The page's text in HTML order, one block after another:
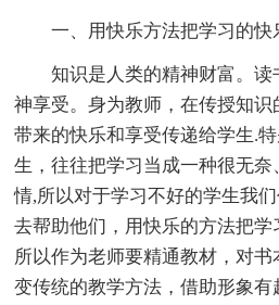
一、用快乐方法把学习的快
知识是人类的精神财富。
神享受。身为教师，在传授知
带来的快乐和享受传递给学生.
生，往往把学习当成一种很无
情,所以对于学习不好的学生我
去帮助他们，用快乐的方法把学
所以作为老师要精通教材，对
变传统的教学方法，借助形象